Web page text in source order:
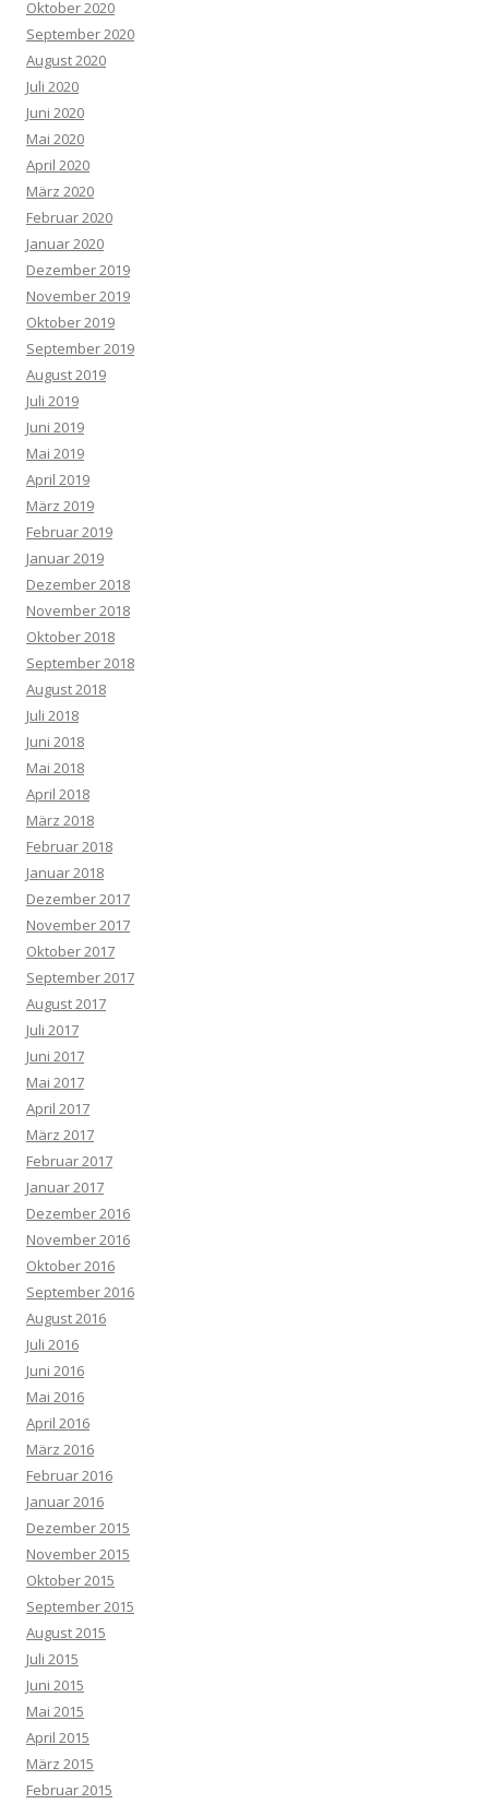
Oktober 2020
September 2020
August 2020
Juli 2020
Juni 2020
Mai 2020
April 2020
März 2020
Februar 2020
Januar 2020
Dezember 2019
November 2019
Oktober 2019
September 2019
August 2019
Juli 2019
Juni 2019
Mai 2019
April 2019
März 2019
Februar 2019
Januar 2019
Dezember 2018
November 2018
Oktober 2018
September 2018
August 2018
Juli 2018
Juni 2018
Mai 2018
April 2018
März 2018
Februar 2018
Januar 2018
Dezember 2017
November 2017
Oktober 2017
September 2017
August 2017
Juli 2017
Juni 2017
Mai 2017
April 2017
März 2017
Februar 2017
Januar 2017
Dezember 2016
November 2016
Oktober 2016
September 2016
August 2016
Juli 2016
Juni 2016
Mai 2016
April 2016
März 2016
Februar 2016
Januar 2016
Dezember 2015
November 2015
Oktober 2015
September 2015
August 2015
Juli 2015
Juni 2015
Mai 2015
April 2015
März 2015
Februar 2015